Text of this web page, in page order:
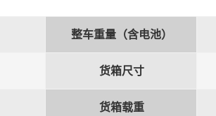
整车重量（含电池）
货箱尺寸
货箱载重